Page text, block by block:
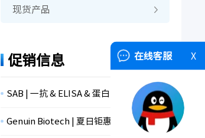
现货产品
促销信息
SAB | 一抗 & ELISA & 蛋白，全线促销！
Genuin Biotech | 夏日钜惠， 限时抢购！
在线客服 X